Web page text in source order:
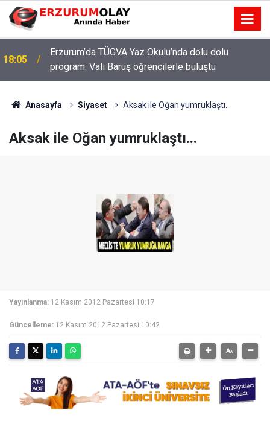
18:05
Erzurum’da TÜGVA Yaz Okulu’nda dolu dolu
program: Vali Baruş öğrencilerle buluştu
Anasayfa Siyaset Aksak ile Oğan yumruklaştı...
Aksak ile Oğan yumruklaştı...
Yayınlanma: 12 Kasım 2012 Pazartesi 10:17
Güncelleme: 12 Kasım 2012 Pazartesi 10:42